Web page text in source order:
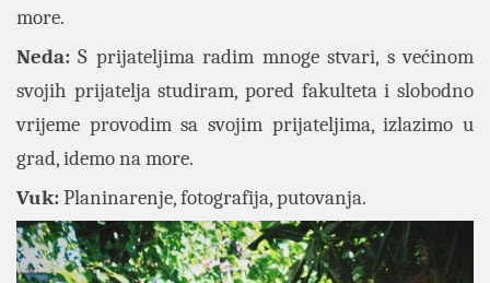
more.
Neda: S prijateljima radim mnoge stvari, s većinom
svojih prijatelja studiram, pored fakulteta i slobodno
vrijeme provodim sa svojim prijateljima, izlazimo u
grad, idemo na more.
Vuk: Planinarenje, fotografija, putovanja.